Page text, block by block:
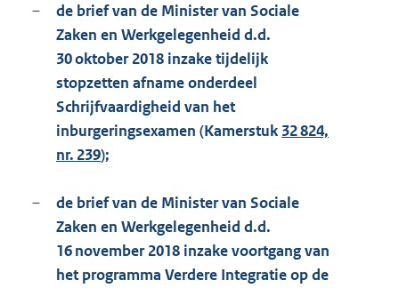
–
de brief van de Minister van Sociale
Zaken en Werkgelegenheid d.d.
30 oktober 2018 inzake tijdelijk
stopzetten afname onderdeel
Schrijfvaardigheid van het
inburgeringsexamen (Kamerstuk 32 824,
nr. 239);
–
de brief van de Minister van Sociale
Zaken en Werkgelegenheid d.d.
16 november 2018 inzake voortgang van
het programma Verdere Integratie op de